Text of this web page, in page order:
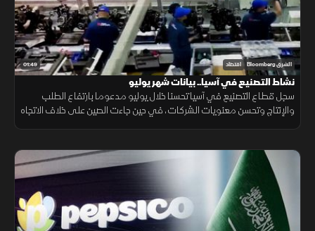
01:49 الشرق Bloomberg اقتصاد
نشاط التصنيع في آسيا.. بيانات شهر يوليو
سجل قطاع التصنيع في آسيا تحسنا خلال يوليو مدعوما بارتفاع الطلب
والإنتاج وتحسن معنويات الشركات، في حين جاءت الصين على خلاف الاتجاه